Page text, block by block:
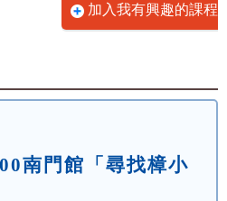
加入我有興趣的課程
南門館「尋找樟小